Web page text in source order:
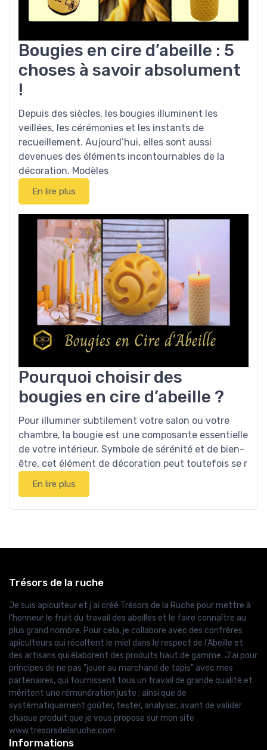
Bougies en cire d’abeille : 5
choses à savoir absolument
!
Depuis des siècles, les bougies illuminent les
veillées, les cérémonies et les instants de
recueillement. Aujourd’hui, elles sont aussi
devenues des éléments incontournables de la
décoration. Modèles
En lire plus
Pourquoi choisir des
bougies en cire d’abeille ?
Pour illuminer subtilement votre salon ou votre
chambre, la bougie est une composante essentielle
de votre intérieur. Symbole de sérénité et de bien-
être, cet élément de décoration peut toutefois se r
En lire plus
Trésors de la ruche
Je suis apiculteur et j'ai créé Trésors de la Ruche pour mettre à
l'honneur le fruit du travail des abeilles et le faire connaître au
plus grand nombre. Pour cela, je collabore avec des confrères
apiculteurs qui récoltent le miel dans le respect de l'Abeille et
des artisans qui élaborent des produits haut de gamme. J'ai pour
principes de ne pas "jouer au marchand de tapis" avec mes
partenaires, qui fournissent tous un travail de grande qualité et
méritent une rémunération juste ; ainsi que de
systématiquement goûter, tester, analyser, avant de valider
chaque produit que je vous propose sur mon site
www.tresorsdelaruche.com
Informations